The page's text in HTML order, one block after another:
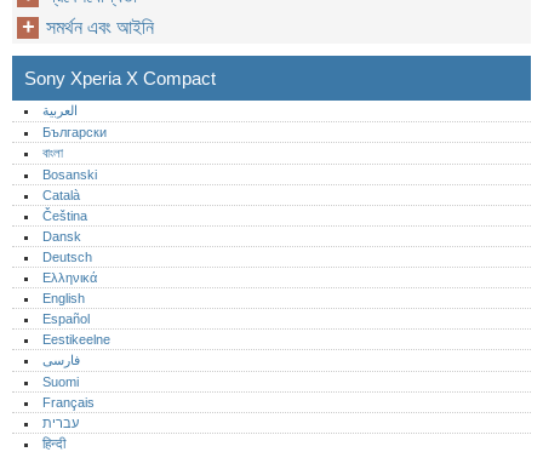
সমর্থন এবং আইনি
Sony Xperia X Compact
العربية
Български
বাংলা
Bosanski
Català
Čeština
Dansk
Deutsch
Ελληνικά
English
Español
Eestikeelne
فارسی
Suomi
Français
עברית
हिन्दी